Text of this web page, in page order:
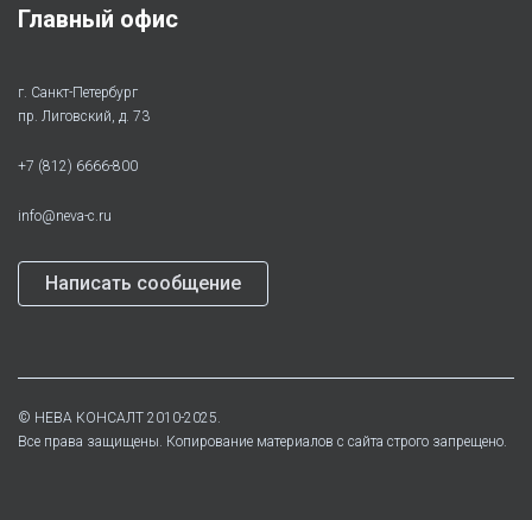
Главный офис
г. Санкт-Петербург
пр. Лиговский, д. 73
+7 (812) 6666-800
info@neva-c.ru
Написать сообщение
© НЕВА КОНСАЛТ 2010-2025.
Все права защищены. Копирование материалов с сайта строго запрещено.